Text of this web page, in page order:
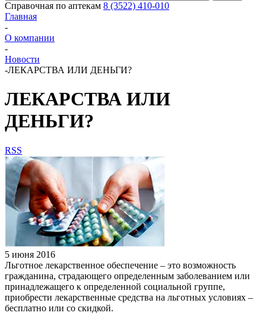
Справочная по аптекам 8 (3522) 410-010
Главная
-
О компании
-
Новости
-ЛЕКАРСТВА ИЛИ ДЕНЬГИ?
ЛЕКАРСТВА ИЛИ
ДЕНЬГИ?
RSS
5 июня 2016
Льготное лекарственное обеспечение – это возможность
гражданина, страдающего определенным заболеванием или
принадлежащего к определенной социальной группе,
приобрести лекарственные средства на льготных условиях –
бесплатно или со скидкой.